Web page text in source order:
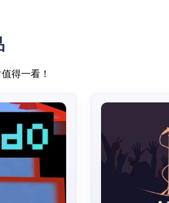
得一看！